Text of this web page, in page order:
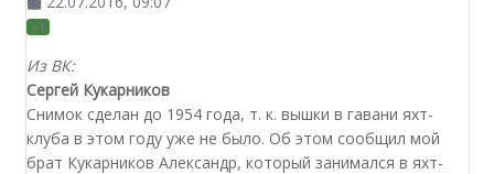
+1
Из ВК:
Сергей Кукарников
Снимок сделан до 1954 года, т. к. вышки в гавани яхт-
клуба в этом году уже не было. Об этом сообщил мой
брат Кукарников Александр, который занимался в яхт-